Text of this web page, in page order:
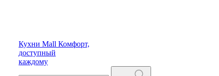
Кухни Mall Комфорт,
доступный
каждому